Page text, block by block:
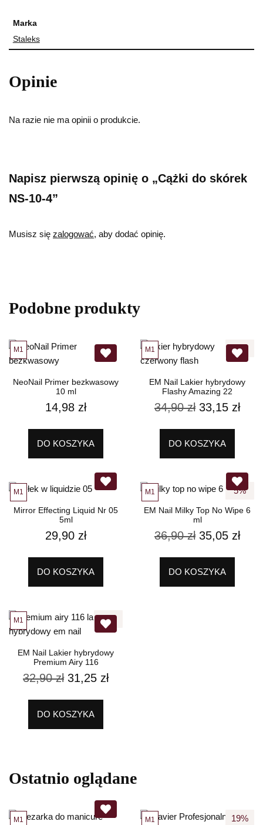
Marka
Staleks
Opinie
Na razie nie ma opinii o produkcie.
Napisz pierwszą opinię o „Cążki do skórek
NS-10-4”
Musisz się zalogować, aby dodać opinię.
Podobne produkty
M1
NeoNail Primer bezkwasowy
10 ml
14,98 zł
DO KOSZYKA
5%
M1
EM Nail Lakier hybrydowy
Flashy Amazing 22
34,90zł 33,15 zł
DO KOSZYKA
M1
Mirror Effecting Liquid Nr 05
5ml
29,90 zł
DO KOSZYKA
5%
M1
EM Nail Milky Top No Wipe 6
ml
36,90zł 35,05 zł
DO KOSZYKA
5%
M1
EM Nail Lakier hybrydowy
Premium Airy 116
32,90zł 31,25 zł
DO KOSZYKA
Ostatnio oglądane
M1 19%
M1